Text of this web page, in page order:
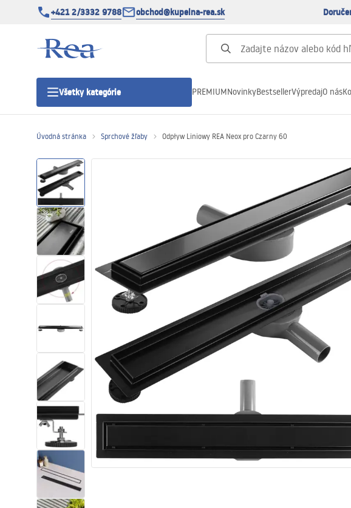
+421 2/3332 9788 obchod@kupelna-rea.sk
Všetky kategórie
Sprchové dvere
Sprchové vaničky
Sprchové žľaby
Sanitárna keramika
Vaňa so zástenou
Kuchyňa
Kúpeľňové doplnky a nábytok
PREMIUMNovinkyBestsellerVýpredajO nás
Úvodná stránka Sprchové žľaby Odpływ Liniowy REA Neox pro Czarny 60